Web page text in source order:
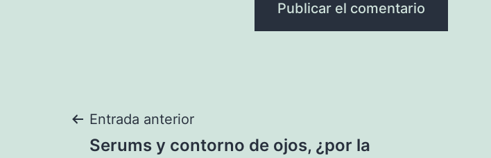
Navegación
Entrada anterior
Serums y contorno de ojos, ¿por la